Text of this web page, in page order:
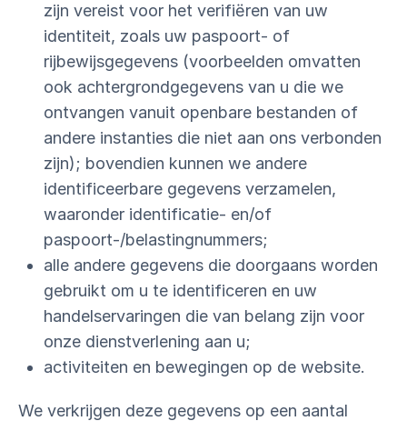
zijn vereist voor het verifiëren van uw
identiteit, zoals uw paspoort- of
rijbewijsgegevens (voorbeelden omvatten
ook achtergrondgegevens van u die we
ontvangen vanuit openbare bestanden of
andere instanties die niet aan ons verbonden
zijn); bovendien kunnen we andere
identificeerbare gegevens verzamelen,
waaronder identificatie- en/of
paspoort-/belastingnummers;
alle andere gegevens die doorgaans worden
gebruikt om u te identificeren en uw
handelservaringen die van belang zijn voor
onze dienstverlening aan u;
activiteiten en bewegingen op de website.
We verkrijgen deze gegevens op een aantal